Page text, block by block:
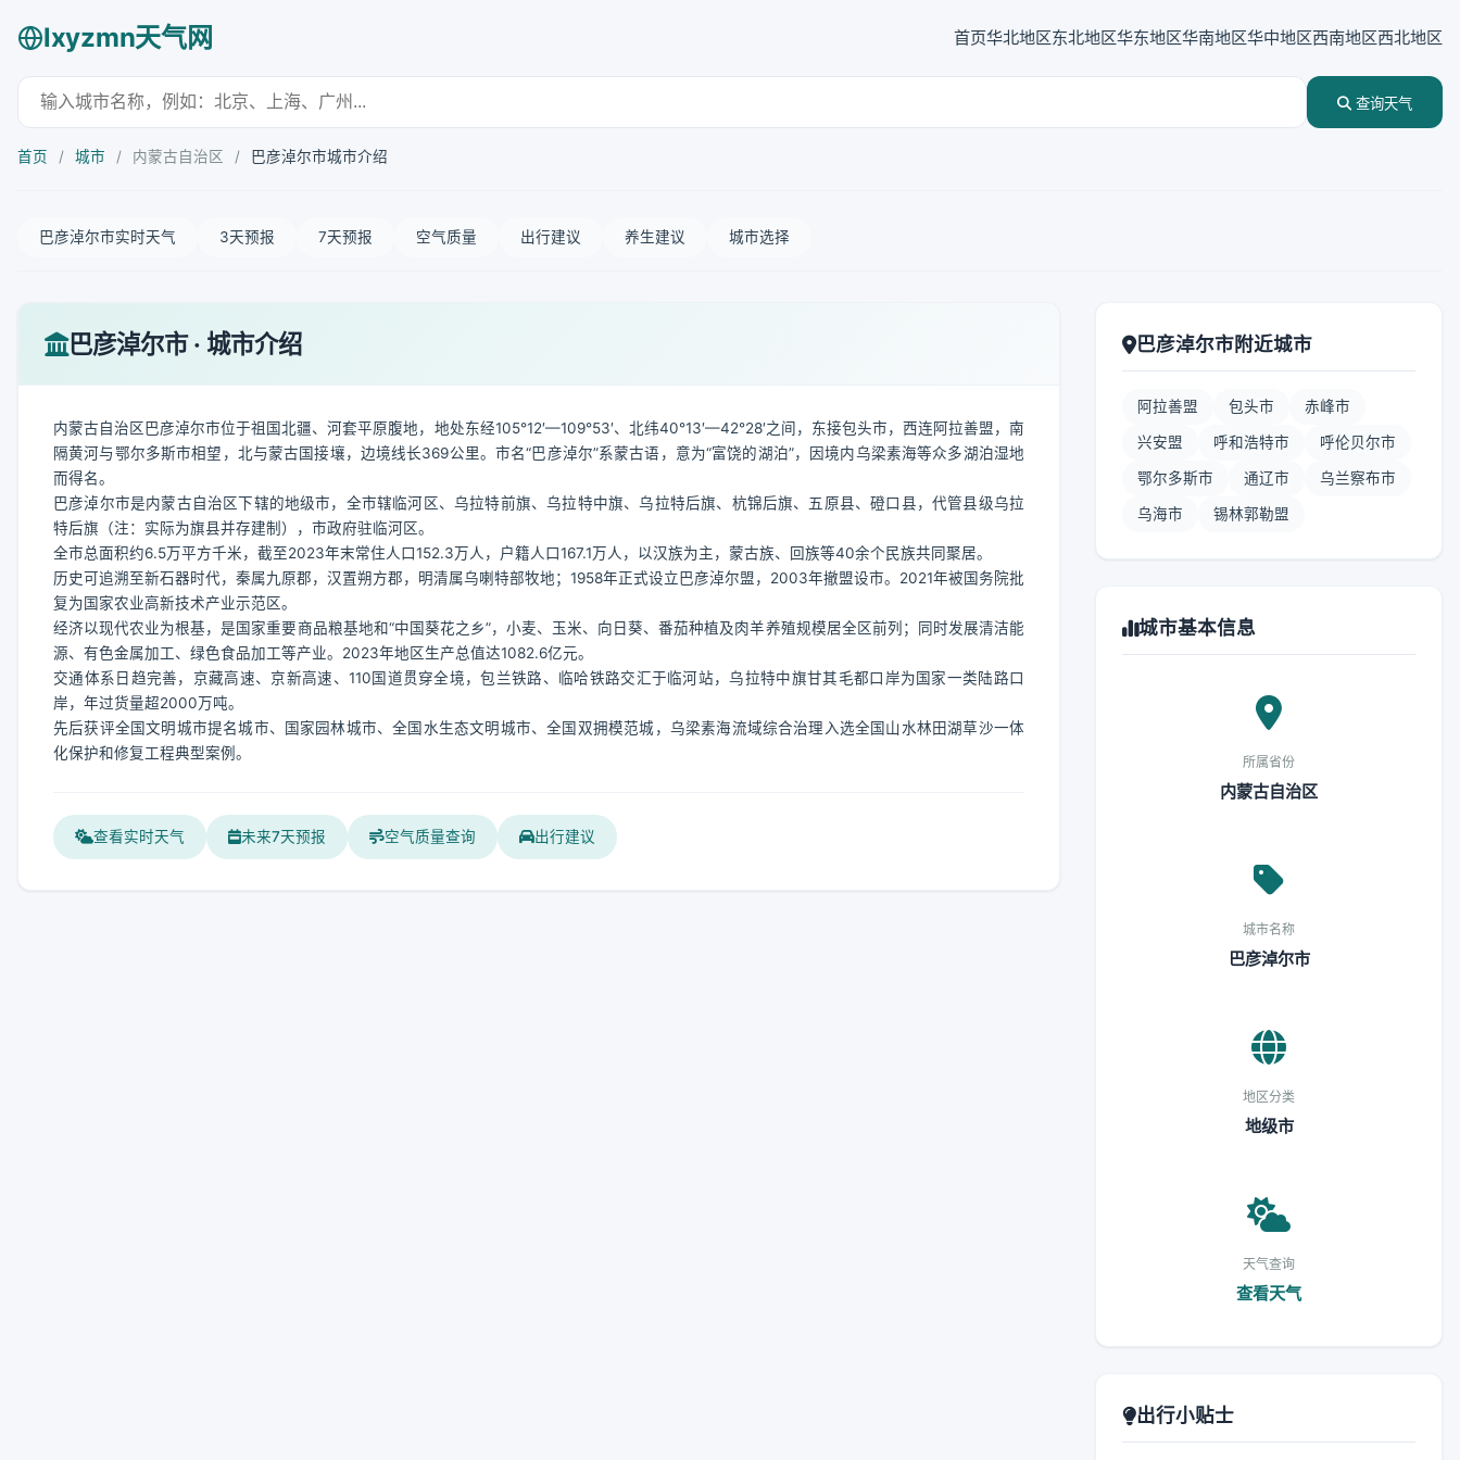
lxyzmn天气网 首页华北地区东北地区华东地区华南地区华中地区西南地区西北地区
查询天气
首页 / 城市 / 内蒙古自治区 / 巴彦淖尔市城市介绍
巴彦淖尔市实时天气 3天预报 7天预报 空气质量 出行建议 养生建议 城市选择
巴彦淖尔市 · 城市介绍
内蒙古自治区巴彦淖尔市位于祖国北疆、河套平原腹地，地处东经105°12′—109°53′、北纬40°13′—42°28′之间，东接包头市，西连阿拉善盟，南
隔黄河与鄂尔多斯市相望，北与蒙古国接壤，边境线长369公里。市名“巴彦淖尔”系蒙古语，意为“富饶的湖泊”，因境内乌梁素海等众多湖泊湿地
而得名。
巴彦淖尔市是内蒙古自治区下辖的地级市，全市辖临河区、乌拉特前旗、乌拉特中旗、乌拉特后旗、杭锦后旗、五原县、磴口县，代管县级乌拉
特后旗（注：实际为旗县并存建制），市政府驻临河区。
全市总面积约6.5万平方千米，截至2023年末常住人口152.3万人，户籍人口167.1万人，以汉族为主，蒙古族、回族等40余个民族共同聚居。
历史可追溯至新石器时代，秦属九原郡，汉置朔方郡，明清属乌喇特部牧地；1958年正式设立巴彦淖尔盟，2003年撤盟设市。2021年被国务院批
复为国家农业高新技术产业示范区。
经济以现代农业为根基，是国家重要商品粮基地和“中国葵花之乡”，小麦、玉米、向日葵、番茄种植及肉羊养殖规模居全区前列；同时发展清洁能
源、有色金属加工、绿色食品加工等产业。2023年地区生产总值达1082.6亿元。
交通体系日趋完善，京藏高速、京新高速、110国道贯穿全境，包兰铁路、临哈铁路交汇于临河站，乌拉特中旗甘其毛都口岸为国家一类陆路口
岸，年过货量超2000万吨。
先后获评全国文明城市提名城市、国家园林城市、全国水生态文明城市、全国双拥模范城，乌梁素海流域综合治理入选全国山水林田湖草沙一体
化保护和修复工程典型案例。
查看实时天气 未来7天预报 空气质量查询 出行建议
巴彦淖尔市附近城市
阿拉善盟 包头市 赤峰市
兴安盟 呼和浩特市 呼伦贝尔市
鄂尔多斯市 通辽市 乌兰察布市
乌海市 锡林郭勒盟
城市基本信息
所属省份
内蒙古自治区
城市名称
巴彦淖尔市
地区分类
地级市
天气查询
查看天气
出行小贴士